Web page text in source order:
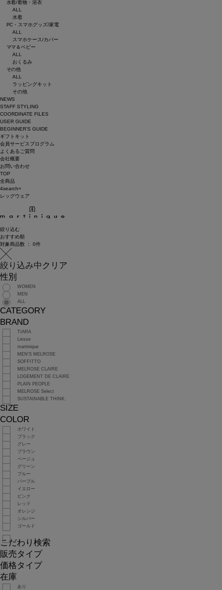
水着/着物・浴衣
ALL
水着
PC・スマホグッズ/家電
ALL
スマホケース/カバー
ママ＆ベビー
ALL
おくるみ
その他
ALL
ラッピングキット
その他
NEWS
STAFF STYLING
COORDINATE FILES
USER GUIDE
BEGINNER’S GUIDE
ギフトキット
会員サービスプログラム
よくあるご質問
会社概要
お問い合わせ
TOP
全商品
4search=
レッグウェア
絞り込む
おすすめ順
対象商品数 ： 0件
絞り込み中 クリア
性別
WOMEN
MEN
ALL
CATEGORY
BRAND
TIARA
Liesse
martinique
MEN'S MELROSE
SOFFITTO
MELROSE CLAIRE
LOGEMENT DE CLAIRE
PLAIN PEOPLE
MELROSE Select
SUSTAINABLE THINK.
SIZE
COLOR
ホワイト
ブラック
グレー
ブラウン
ベージュ
グリーン
ブルー
パープル
イエロー
ピンク
レッド
オレンジ
シルバー
ゴールド
こだわり検索
販売タイプ
価格タイプ
在庫
あり